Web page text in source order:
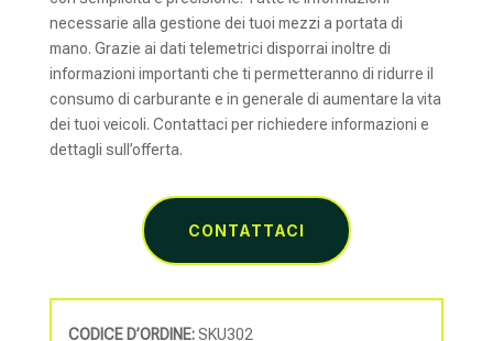
necessarie alla gestione dei tuoi mezzi a portata di
mano. Grazie ai dati telemetrici disporrai inoltre di
informazioni importanti che ti permetteranno di ridurre il
consumo di carburante e in generale di aumentare la vita
dei tuoi veicoli. Contattaci per richiedere informazioni e
dettagli sull’offerta.
CONTATTACI
CODICE D’ORDINE:SKU302